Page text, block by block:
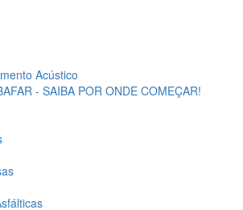
Acústico
- SAIBA POR ONDE COMEÇAR!